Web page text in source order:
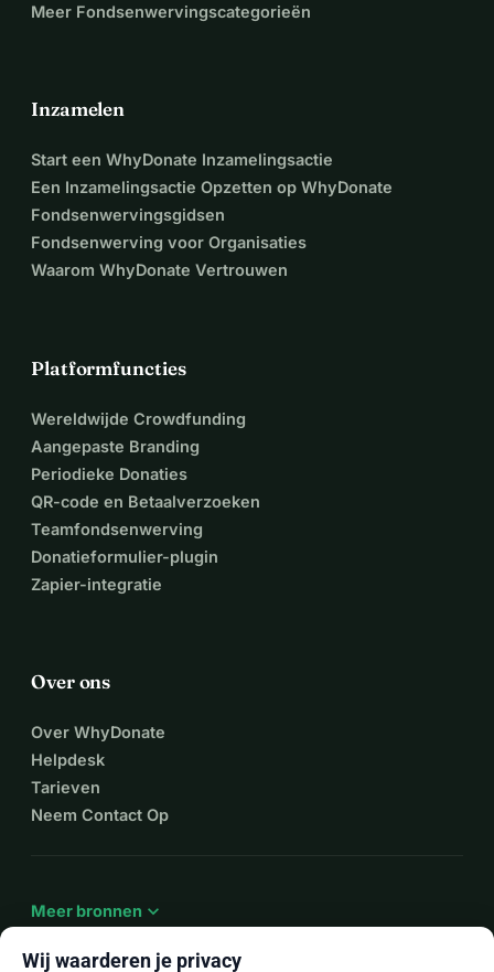
Meer Fondsenwervingscategorieën
Inzamelen
Start een WhyDonate Inzamelingsactie
Een Inzamelingsactie Opzetten op WhyDonate
Fondsenwervingsgidsen
Fondsenwerving voor Organisaties
Waarom WhyDonate Vertrouwen
Platformfuncties
Wereldwijde Crowdfunding
Aangepaste Branding
Periodieke Donaties
QR-code en Betaalverzoeken
Teamfondsenwerving
Donatieformulier-plugin
Zapier-integratie
Over ons
Over WhyDonate
Helpdesk
Tarieven
Neem Contact Op
Meer bronnen expand_more
Wij waarderen je privacy